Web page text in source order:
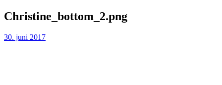
Skip
to
Christine_bottom_2.png
30. juni 2017